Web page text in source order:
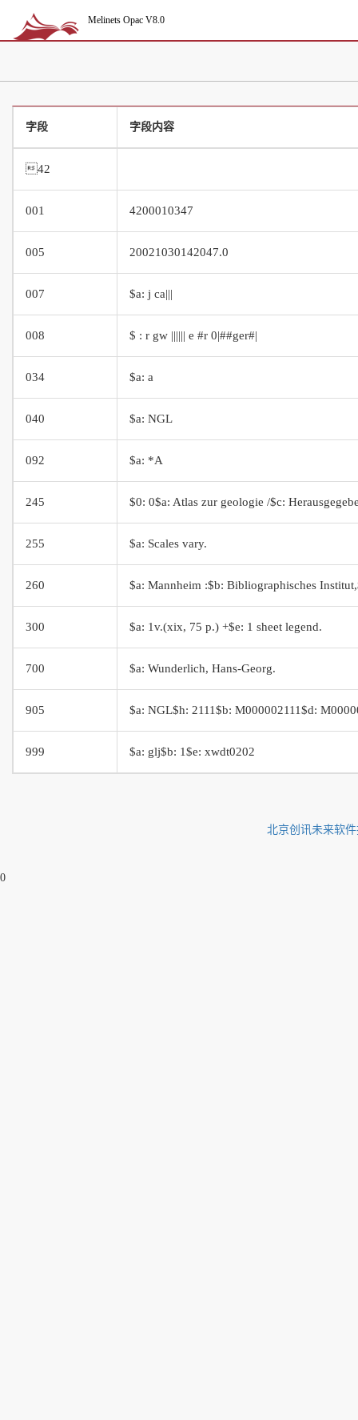
Melinets Opac V8.0
字段 字段内容
42
001 4200010347
005 20021030142047.0
007 $a: j ca|||
008 $ : r gw |||||| e #r 0|##ger#|
034 $a: a
040 $a: NGL
092 $a: *A
245 $0: 0$a: Atlas zur geologie /$c:
255 $a: Scales vary.
260 $a: Mannheim :$b: Bibliographisches
300 $a: 1v.(xix, 75 p.) +$e: 1 sheet legend.
700 $a: Wunderlich, Hans-Georg.
905 $a: NGL$h: 2111$b: M000002111$d:
999 $a: glj$b: 1$e: xwdt0202
北京创讯未来软
0